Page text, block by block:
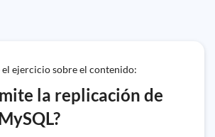
ejercicio sobre el contenido:
la replicación de